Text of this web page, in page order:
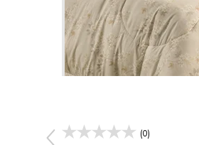
(0)